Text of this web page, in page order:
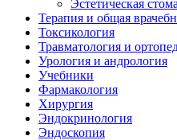
Эстетическая
Терапия и общая
Токсикология
Травматология и
Урология и андрология
Учебники
Фармакология
Хирургия
Эндокринология
Эндоскопия